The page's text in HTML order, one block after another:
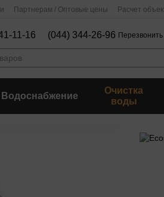
Партнерам / Оптовые цены Расчет
11-16 (044) 344-26-96
Водоснабжение
Очистка
воды